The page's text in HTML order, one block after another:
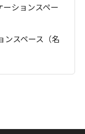
ションスペー
ンスペース（名